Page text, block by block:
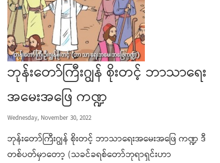
ဘုန်းတော်ကြီးဂျွန် စိုးတင့် ဘာသာရေး
အမေးအဖြေ ကဏ္ဍ
Wednesday, November 30, 2022
ဘုန်းတော်ကြီးဂျွန် စိုးတင့် ဘာသာရေးအမေးအဖြေ ကဏ္ဍ ဒီ
တစ်ပတ်မှာတော့ (သခင်ခရစ်တော်ဘုရာရှင်းဟာ